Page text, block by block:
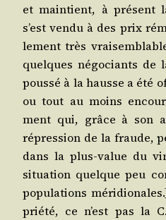
et main­tient, à pré­sent
s’est ven­du à des prix
le­ment très
quelques négo­ciants
pous­sé à la hausse a été
ou tout au moins
ment qui, grâce à son
répres­sion de la fraude,
dans la plus-value du
situa­tion quelque peu
popu­la­tions
prié­té, ce n’est pas la